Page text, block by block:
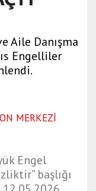
Aile Danışma
Engelliler
Engel
başlığı